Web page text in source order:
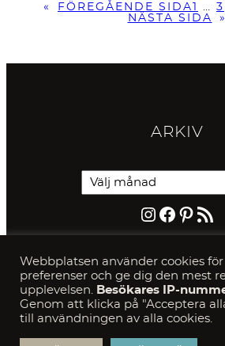
« FÖREGÅENDE SIDA … 3
NÄSTA SIDA
»
ARKIV
Instagram Facebook Pinterest RSS-flöde
SÖK
S
Webbplatsen använder cookies
preferenser och ge dig den mest
upplevelsen. Besökares IP-
Genom att klicka på "Acceptera
till användningen av alla cookies.